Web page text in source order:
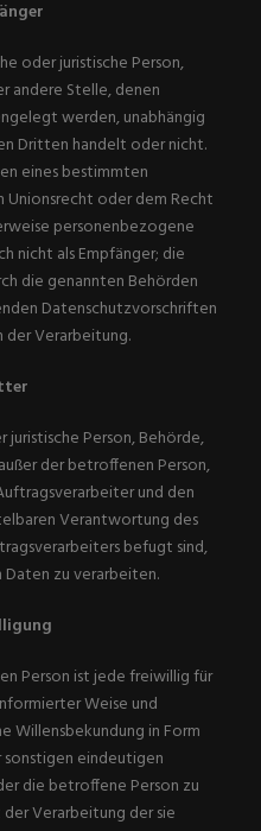
oder juristische Person,
andere Stelle, denen
werden, unabhängig
Dritten handelt oder nicht.
eines bestimmten
Unionsrecht oder dem Recht
personenbezogene
nicht als Empfänger; die
die genannten Behörden
Datenschutzvorschriften
der Verarbeitung.
Person, Behörde,
der betroffenen Person,
und den
Verantwortung des
befugt sind,
zu verarbeiten.
Person ist jede freiwillig für
Weise und
Willensbekundung in Form
sonstigen eindeutigen
die betroffene Person zu
Verarbeitung der sie